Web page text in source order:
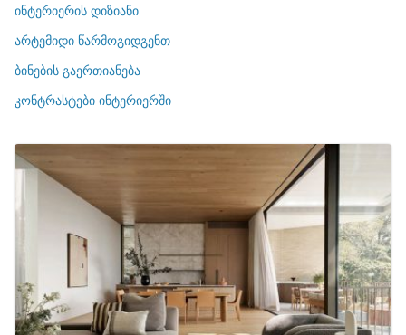
რ
ბ
ი
ინტერიერის დიზიანი
არტემიდი წარმოგიდგენთ
ბინების გაერთიანება
კონტრასტები ინტერიერში